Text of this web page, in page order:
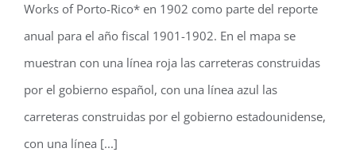
Map of Porto-Rico (1902)
Works of Porto-Rico* en 1902 como parte del reporte
anual para el año fiscal 1901-1902. En el mapa se
muestran con una línea roja las carreteras construidas
por el gobierno español, con una línea azul las
carreteras construidas por el gobierno estadounidense,
con una línea [...]